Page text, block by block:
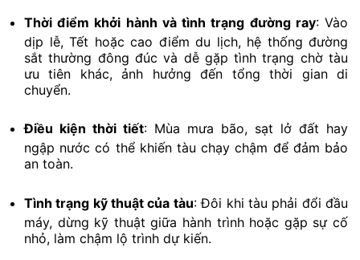
Thời điểm khởi hành và tình trạng đường ray: Vào
dịp lễ, Tết hoặc cao điểm du lịch, hệ thống đường
sắt thường đông đúc và dễ gặp tình trạng chờ tàu
ưu tiên khác, ảnh hưởng đến tổng thời gian di
chuyển.
Điều kiện thời tiết: Mùa mưa bão, sạt lở đất hay
ngập nước có thể khiến tàu chạy chậm để đảm bảo
an toàn.
Tình trạng kỹ thuật của tàu: Đôi khi tàu phải đổi đầu
máy, dừng kỹ thuật giữa hành trình hoặc gặp sự cố
nhỏ, làm chậm lộ trình dự kiến.